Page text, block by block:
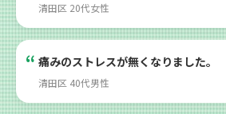
清田区 20代女性
痛みのストレスが無くなりました。
清田区 40代男性